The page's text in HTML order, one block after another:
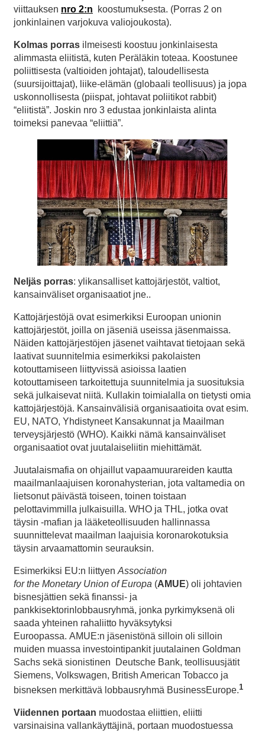
viittauksen nro 2:n koostumuksesta. (Porras 2 on
jonkinlainen varjokuva valiojoukosta).
Kolmas porras ilmeisesti koostuu jonkinlaisesta
alimmasta eliitistä, kuten Peräläkin toteaa. Koostunee
poliittisesta (valtioiden johtajat), taloudellisesta
(suursijoittajat), liike-elämän (globaali teollisuus) ja jopa
uskonnollisesta (piispat, johtavat poliitikot rabbit)
“eliitistä”. Joskin nro 3 edustaa jonkinlaista alinta
toimeksi panevaa “eliittiä”.
Neljäs porras: ylikansalliset kattojärjestöt, valtiot,
kansainväliset organisaatiot jne..
Kattojärjestöjä ovat esimerkiksi Euroopan unionin
kattojärjestöt, joilla on jäseniä useissa jäsenmaissa.
Näiden kattojärjestöjen jäsenet vaihtavat tietojaan sekä
laativat suunnitelmia esimerkiksi pakolaisten
kotouttamiseen liittyvissä asioissa laatien
kotouttamiseen tarkoitettuja suunnitelmia ja suosituksia
sekä julkaisevat niitä. Kullakin toimialalla on tietysti omia
kattojärjestöjä. Kansainvälisiä organisaatioita ovat esim.
EU, NATO, Yhdistyneet Kansakunnat ja Maailman
terveysjärjestö (WHO). Kaikki nämä kansainväliset
organisaatiot ovat juutalaiseliitin miehittämät.
Juutalaismafia on ohjaillut vapaamuurareiden kautta
maailmanlaajuisen koronahysterian, jota valtamedia on
lietsonut päivästä toiseen, toinen toistaan
pelottavimmilla julkaisuilla. WHO ja THL, jotka ovat
täysin -mafian ja lääketeollisuuden hallinnassa
suunnittelevat maailman laajuisia koronarokotuksia
täysin arvaamattomin seurauksin.
Esimerkiksi EU:n liittyen Association
forthe MonetaryUnion of Europa (AMUE) oli johtavien
bisnesjättien sekä finanssi- ja
pankkisektorinlobbausryhmä, jonka pyrkimyksenä oli
saada yhteinen rahaliitto hyväksytyksi
Euroopassa. AMUE:n jäsenistönä silloin oli silloin
muiden muassa investointipankit juutalainen Goldman
Sachs sekä sionistinen Deutsche Bank, teollisuusjätit
Siemens, Volkswagen, British American Tobacco ja
bisneksen merkittävä lobbausryhmä BusinessEurope.1
Viidennen portaan muodostaa eliittien, eliitti
varsinaisina vallankäyttäjinä, portaan muodostuessa